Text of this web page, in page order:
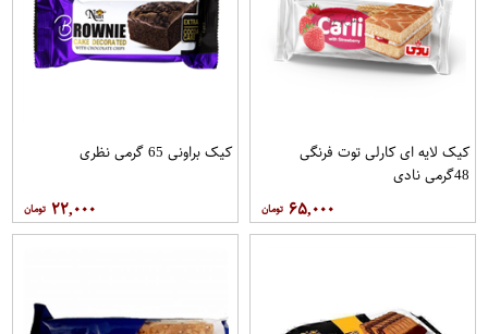
کیک لایه ای کارلی توت فرنگی
48گرمی نادی
۶۵,۰۰۰
کیک براونی 65 گرمی نظری
۲۲,۰۰۰